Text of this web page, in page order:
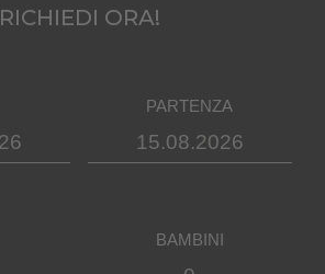
RICHIEDI ORA!
PARTENZA
BAMBINI